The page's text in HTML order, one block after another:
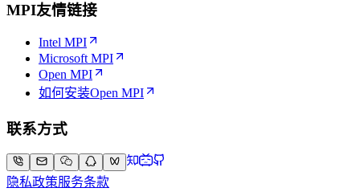
MPI友情链接
Intel MPI
Microsoft MPI
Open MPI
如何安装Open MPI
联系方式
隐私政策服务条款